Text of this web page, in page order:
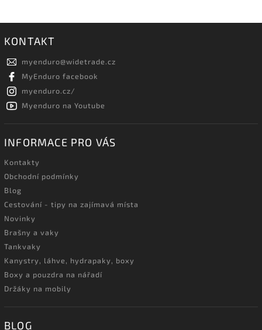
KONTAKT
myenduro@widetrade.cz
MyEnduro facebook
myenduro.cz/
Myenduro na Youtube
INFORMACE PRO VÁS
Kontakty
Obchodní podmínky
Blog
Cestování - tipy na zajímavá místa
Novinky
Brašny a vaky
Tankvaky
Kanystry, láhve, hydrapaky, boxy
Boxy a pouzdra na nářadí
Držáky na mobily
BLOG